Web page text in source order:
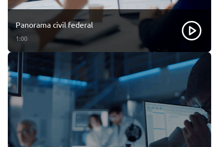
Panorama civil federal
1:00